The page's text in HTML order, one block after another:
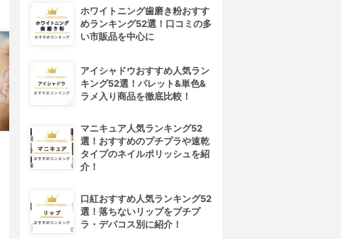
ホワイトニング歯磨き粉おすす
めランキング52選！口コミの多
い市販品を中心に
アイシャドウおすすめ人気ラン
キング52選！パレット&単色&
ラメ入り商品を徹底比較！
マニキュア人気ランキング52
選！おすすめのプチプラや速乾
タイプのネイルポリッシュを紹
介！
口紅おすすめ人気ランキング52
選！落ちないリップをプチプ
ラ・デパコス別に紹介！